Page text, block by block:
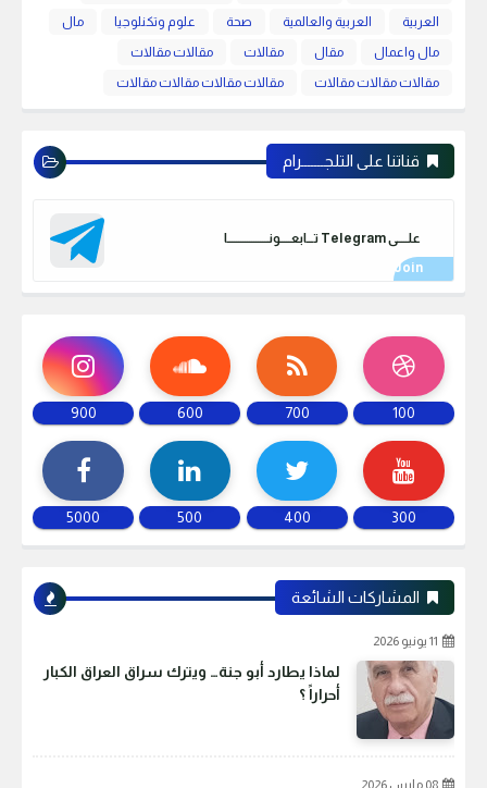
العربية
العربية والعالمية صحة علوم وتكنلوجيا
مال
مال واعمال
مقال مقالات
مقالات مقالات
مقالات مقالات مقالات
مقالات مقالات مقالات مقالات
قناتنا على التلجـــــــرام
علـــــى Telegram تـــابعـــــونـــــــــــــــــــا
100
700
600
900
300
400
500
5000
المشاركات الشائعة
11 يونيو 2026
لماذا يطارد أبو جنة… ويترك سراق العراق الكبار
أحراراً ؟
08 مارس 2026